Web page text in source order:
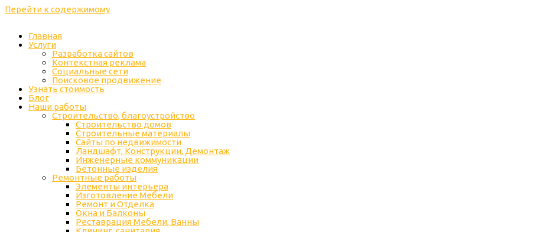
Перейти к содержимому
Главная
Услуги
Разработка сайтов
Контекстная реклама
Социальные сети
Поисковое продвижение
Узнать стоимость
Блог
Наши работы
Строительство, благоустройство
Строительство домов
Строительные материалы
Сайты по недвижимости
Ландшафт, Конструкции, Демонтаж
Инженерные коммуникации
Бетонные изделия
Ремонтные работы
Элементы интерьера
Изготовление Мебели
Ремонт и Отделка
Окна и Балконы
Реставрация Мебели, Ванны